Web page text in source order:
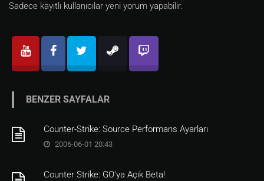
Sadece kayıtlı kullanıcılar yeni yorum yapabilir.
BENZER SAYFALAR
Counter-Strike: Source Performans Ayarları
2006-06-01 20:43
Counter Strike: GO'ya Açık Beta!